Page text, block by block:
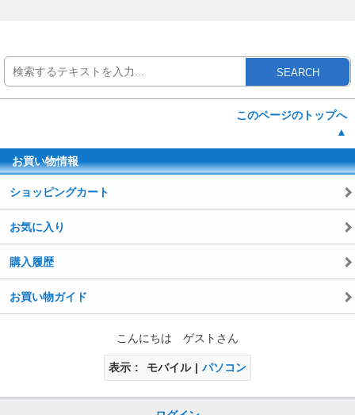
SEARCH
このページのトップへ
▲
お買い物情報
ショッピングカート
お気に入り
購入履歴
お買い物ガイド
こんにちは ゲストさん
表示 モバイル パソコン